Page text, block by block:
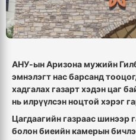
АНУ-ын Аризона мужийн
эмнэлэгт нас барсанд
хадгалах газарт хэдэн цаг
нь илрүүлсэн ноцтой хэрэг
Цагдаагийн газраас шинээр
болон биеийн камерын